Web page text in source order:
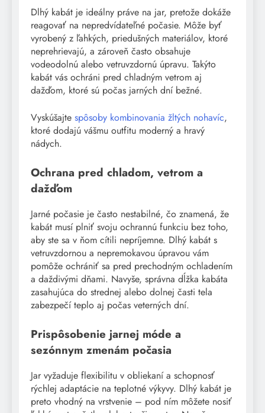
Dlhý kabát je ideálny práve na jar, pretože dokáže
reagovať na nepredvídateľné počasie. Môže byť
vyrobený z ľahkých, priedušných materiálov, ktoré
neprehrievajú, a zároveň často obsahuje
vodeodolnú alebo vetruvzdornú úpravu. Takýto
kabát vás ochráni pred chladným vetrom aj
dažďom, ktoré sú počas jarných dní bežné.
Vyskúšajte spôsoby kombinovania žltých nohavíc,
ktoré dodajú vášmu outfitu moderný a hravý
nádych.
Ochrana pred chladom, vetrom a
dažďom
Jarné počasie je často nestabilné, čo znamená, že
kabát musí plniť svoju ochrannú funkciu bez toho,
aby ste sa v ňom cítili nepríjemne. Dlhý kabát s
vetruvzdornou a nepremokavou úpravou vám
pomôže ochrániť sa pred prechodným ochladením
a daždivými dňami. Navyše, správna dĺžka kabáta
zasahujúca do strednej alebo dolnej časti tela
zabezpečí teplo aj počas veterných dní.
Prispôsobenie jarnej móde a
sezónnym zmenám počasia
Jar vyžaduje flexibilitu v obliekaní a schopnosť
rýchlej adaptácie na teplotné výkyvy. Dlhý kabát je
preto vhodný na vrstvenie – pod ním môžete nosiť